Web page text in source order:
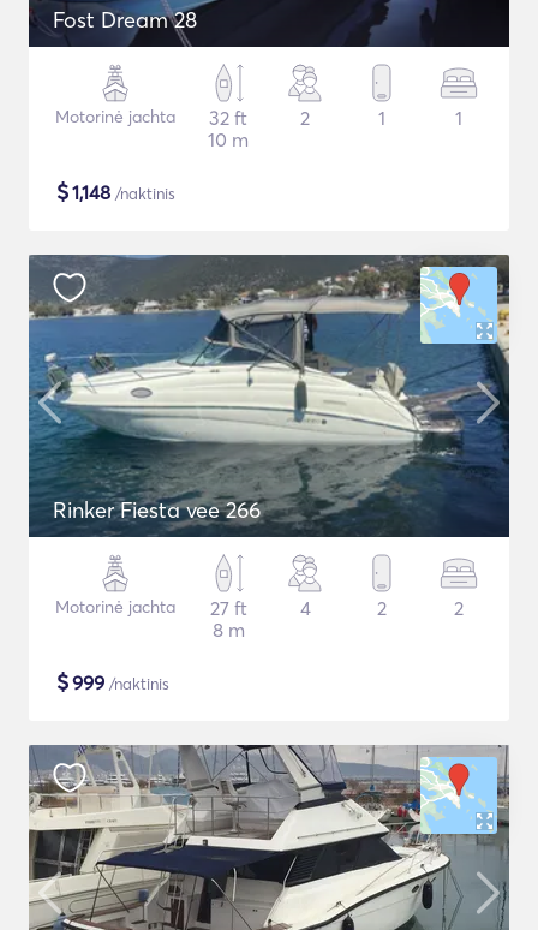
Fost Dream 28
Motorinė jachta
32 ft
10 m
2 1 1
$1,148 /naktinis
Rinker Fiesta vee 266
Motorinė jachta
27 ft
8 m
4 2 2
$999 /naktinis